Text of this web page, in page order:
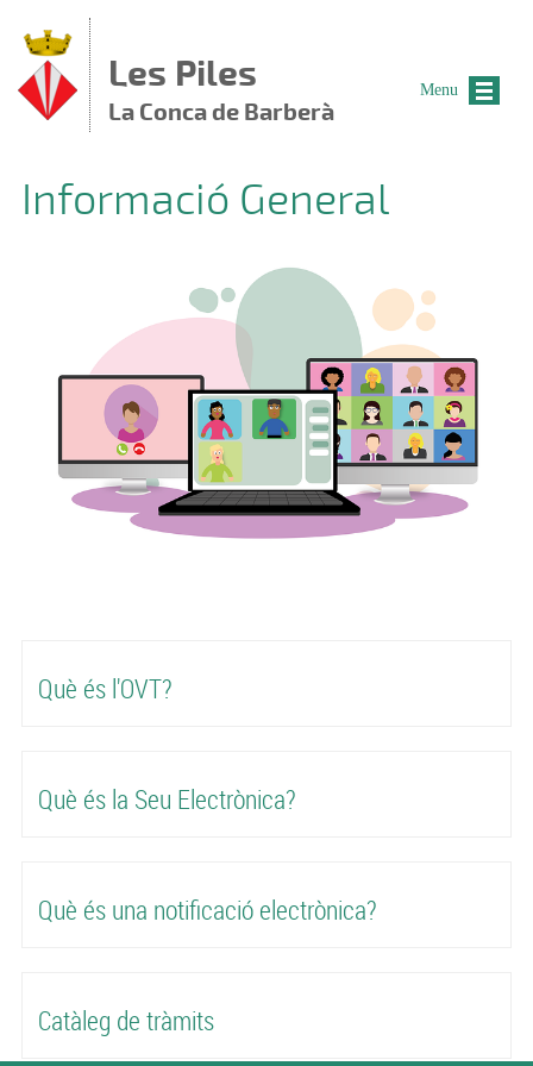
Les Piles
La Conca de Barberà
Informació General
Què és l'OVT?
Què és la Seu Electrònica?
Què és una notificació electrònica?
Catàleg de tràmits
Menu